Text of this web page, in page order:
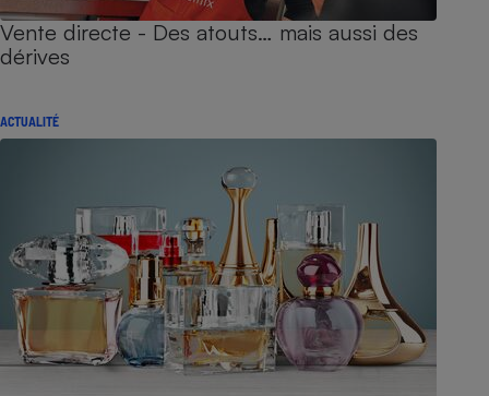
Vente directe - Des atouts… mais aussi des
dérives
ACTUALITÉ